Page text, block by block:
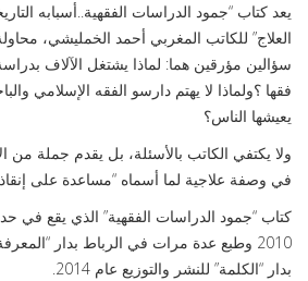
يعد كتاب “جمود الدراسات الفقهية..أسبابه
العلاج” للكاتب المغربي أحمد الخمليشي،
يعيشها الناس؟
ولا يكتفي الكاتب بالأسئلة، بل يقدم جملة من
في وصفة علاجية لما أسماه “مساعدة على
بدار “الكلمة” للنشر والتوزيع عام 2014.